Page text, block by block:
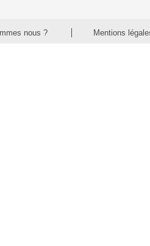
nous ? Mentions